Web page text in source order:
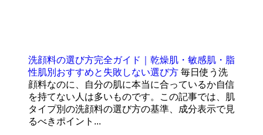
洗顔料の選び方完全ガイド｜乾燥肌・敏感肌・脂
性肌別おすすめと失敗しない選び方 毎日使う洗
顔料なのに、自分の肌に本当に合っているか自信
を持てない人は多いものです。この記事では、肌
タイプ別の洗顔料の選び方の基準、成分表示で見
るべきポイント...